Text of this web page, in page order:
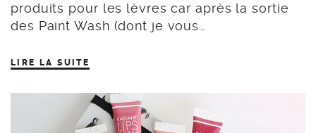
produits pour les lèvres car après la sortie
des Paint Wash (dont je vous…
LIRE LA SUITE